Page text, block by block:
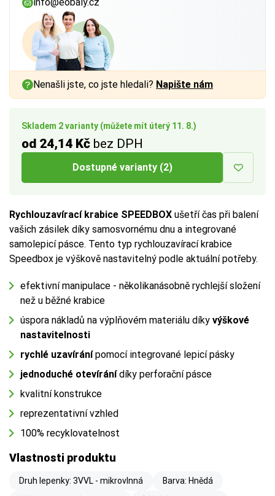
Skladem 2 varianty (můžete mít úterý 11. 8.)
od 24,14 Kč bez DPH
Dostupné varianty (2)
Rychlouzavírací krabice SPEEDBOX ušetří čas při balení
vašich zásilek díky samosvornému dnu a integrované
samolepicí pásce. Tento typ rychlouzavírací krabice
Speedbox je výškově nastavitelný podle aktuální potřeby.
efektivní manipulace - několikanásobně rychlejší složení
než u běžné krabice
úspora nákladů na výplňovém materiálu díky výškové
nastavitelnosti
rychlé uzavíránípomocí integrované lepicí pásky
jednoduché otevíránídíky perforační pásce
kvalitní konstrukce
reprezentativní vzhled
100% recyklovatelnost
Vlastnosti produktu
Druh lepenky: 3VVL - mikrovlnná
Barva: Hnědá
Nenašli jste, co jste hledali? Napište nám
a vnitřním rozměrem až
Více tipů pro výběr správné krabice:
BUTTON:Jak vybrat krabici
a vnitřním rozměrem až
Více tipů pro výběr správné krabice:
BUTTON:Jak vybrat krabici